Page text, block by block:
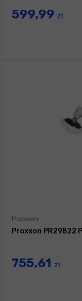
599,99 zł
Proxxon
Proxxon PR29822
755,61 zł